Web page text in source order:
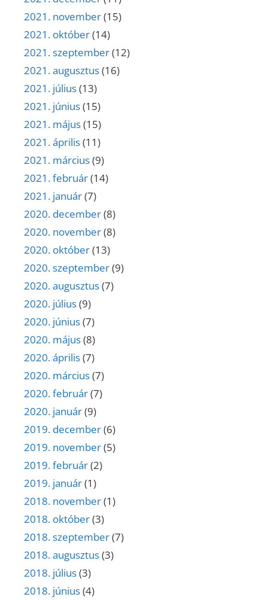
2021. november(15)
2021. október(14)
2021. szeptember(12)
2021. augusztus(16)
2021. július(13)
2021. június(15)
2021. május(15)
2021. április(11)
2021. március(9)
2021. február(14)
2021. január(7)
2020. december(8)
2020. november(8)
2020. október(13)
2020. szeptember(9)
2020. augusztus(7)
2020. július(9)
2020. június(7)
2020. május(8)
2020. április(7)
2020. március(7)
2020. február(7)
2020. január(9)
2019. december(6)
2019. november(5)
2019. február(2)
2019. január(1)
2018. november(1)
2018. október(3)
2018. szeptember(7)
2018. augusztus(3)
2018. július(3)
2018. június(4)